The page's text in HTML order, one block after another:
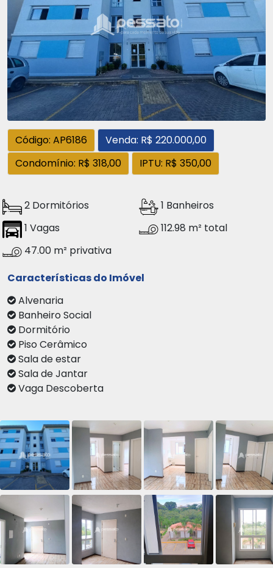
Código: AP6186
Venda: R$ 220.000,00
Condomínio: R$ 318,00
IPTU: R$ 350,00
2 Dormitórios
1 Banheiros
1 Vagas
112.98 m² total
47.00 m² privativa
Características do Imóvel
Alvenaria
Banheiro Social
Dormitório
Piso Cerâmico
Sala de estar
Sala de Jantar
Vaga Descoberta